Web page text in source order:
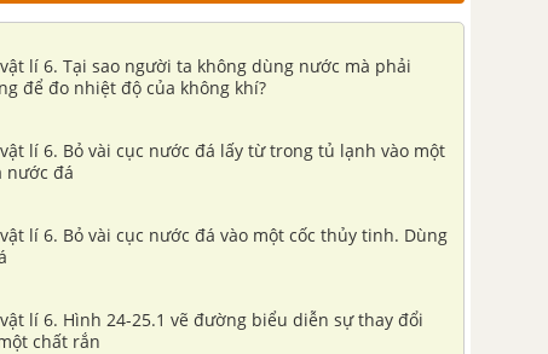
lí 6. Tại sao người ta không dùng nước mà phải
để đo nhiệt độ của không khí?
lí 6. Bỏ vài cục nước đá lấy từ trong tủ lạnh vào một
nước đá
lí 6. Bỏ vài cục nước đá vào một cốc thủy tinh. Dùng
lí 6. Hình 24-25.1 vẽ đường biểu diễn sự thay đổi
chất rắn